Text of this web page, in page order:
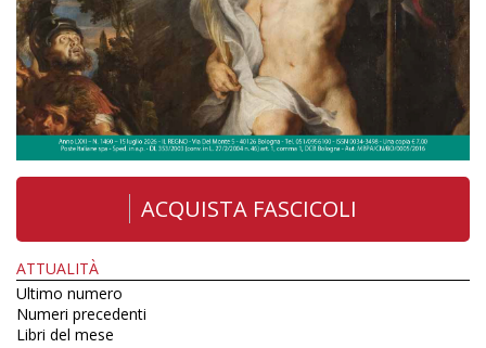
ACQUISTA FASCICOLI
ATTUALITÀ
Ultimo numero
Numeri precedenti
Libri del mese